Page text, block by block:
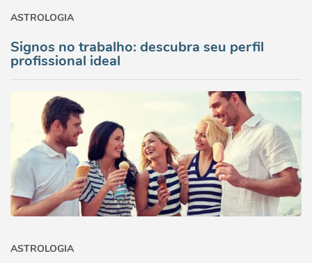
ASTROLOGIA
Signos no trabalho: descubra seu perfil
profissional ideal
ASTROLOGIA